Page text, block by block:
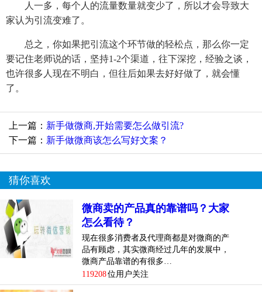
人一多，每个人的流量数量就变少了，所以才会导致大
家认为引流变难了。
总之，你如果把引流这个环节做的轻松点，那么你一定
要记住老师说的话，坚持1-2个渠道，往下深挖，经验之谈，
也许很多人现在不明白，但往后如果去好好做了，就会懂
了。
上一篇： 新手做微商,开始需要怎么做引流?
下一篇： 新手做微商该怎么写好文案？
猜你喜欢
微商卖的产品真的靠谱吗？大家
怎么看待？
现在很多消费者及代理商都是对微商的产
品有顾虑，其实微商经过几年的发展中，
微商产品靠谱的有很多…
119208位用户关注